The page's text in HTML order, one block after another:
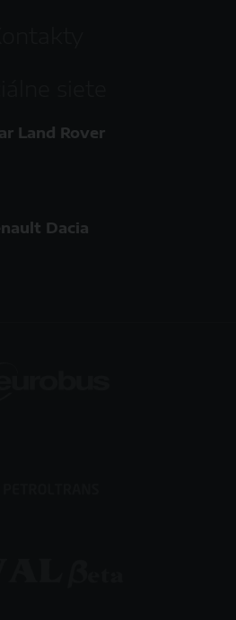
Land Rover
Dacia